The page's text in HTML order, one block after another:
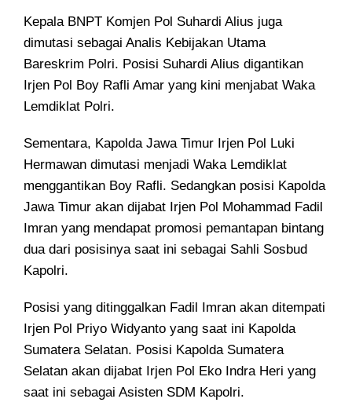
Kepala BNPT Komjen Pol Suhardi Alius juga
dimutasi sebagai Analis Kebijakan Utama
Bareskrim Polri. Posisi Suhardi Alius digantikan
Irjen Pol Boy Rafli Amar yang kini menjabat Waka
Lemdiklat Polri.
Sementara, Kapolda Jawa Timur Irjen Pol Luki
Hermawan dimutasi menjadi Waka Lemdiklat
menggantikan Boy Rafli. Sedangkan posisi Kapolda
Jawa Timur akan dijabat Irjen Pol Mohammad Fadil
Imran yang mendapat promosi pemantapan bintang
dua dari posisinya saat ini sebagai Sahli Sosbud
Kapolri.
Posisi yang ditinggalkan Fadil Imran akan ditempati
Irjen Pol Priyo Widyanto yang saat ini Kapolda
Sumatera Selatan. Posisi Kapolda Sumatera
Selatan akan dijabat Irjen Pol Eko Indra Heri yang
saat ini sebagai Asisten SDM Kapolri.